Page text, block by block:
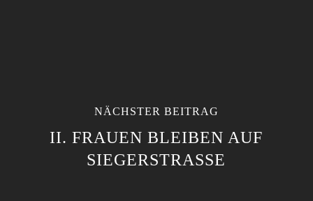
NÄCHSTER BEITRAG
II. FRAUEN BLEIBEN AUF
SIEGERSTRASSE